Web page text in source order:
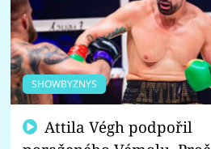
SHOWBYZNYS